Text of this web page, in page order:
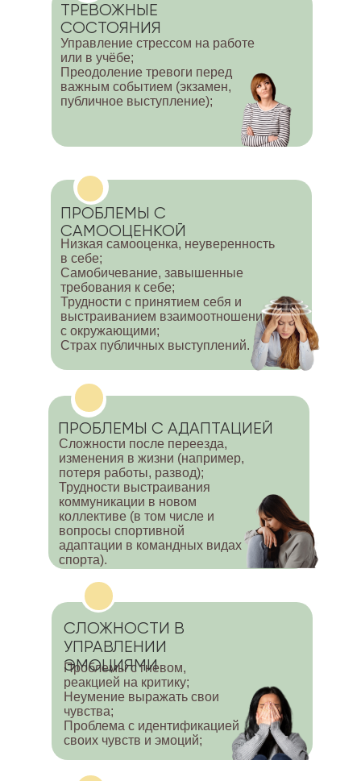
ПРОБЛЕМЫ С
САМООЦЕНКОЙ
ТРЕВОЖНЫЕ
СОСТОЯНИЯ
ПРОБЛЕМЫ С АДАПТАЦИЕЙ
Управление стрессом на работе
или в учёбе;
Преодоление тревоги перед
важным событием (экзамен,
публичное выступление);
Низкая самооценка, неуверенность
в себе;
Самобичевание, завышенные
требования к себе;
Трудности с принятием себя и
выстраиванием взаимоотношений
с окружающими;
Страх публичных выступлений.
Сложности после переезда,
изменения в жизни (например,
потеря работы, развод);
Трудности выстраивания
коммуникации в новом
коллективе (в том числе и
вопросы спортивной
адаптации в командных видах
спорта).
Проблемы с гневом,
реакцией на критику;
Неумение выражать свои
чувства;
Проблема с идентификацией
своих чувств и эмоций;
СЛОЖНОСТИ В
УПРАВЛЕНИИ
ЭМОЦИЯМИ